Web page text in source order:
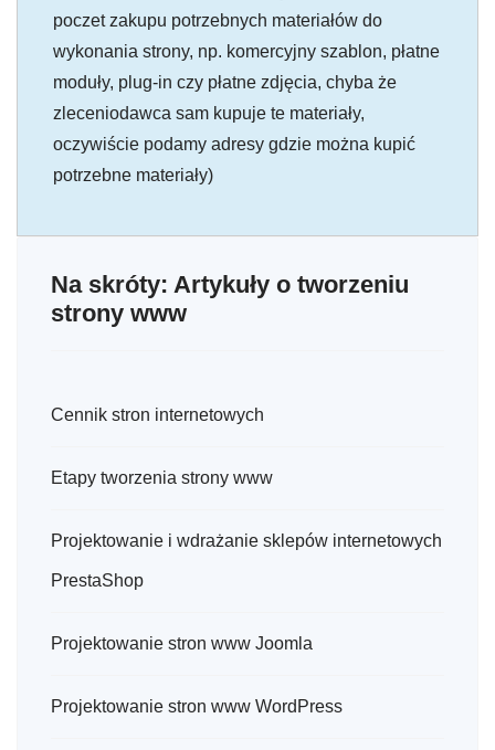
poczet zakupu potrzebnych materiałów do
wykonania strony, np. komercyjny szablon, płatne
moduły, plug-in czy płatne zdjęcia, chyba że
zleceniodawca sam kupuje te materiały,
oczywiście podamy adresy gdzie można kupić
potrzebne materiały)
Na skróty: Artykuły o tworzeniu
strony www
Cennik stron internetowych
Etapy tworzenia strony www
Projektowanie i wdrażanie sklepów internetowych
PrestaShop
Projektowanie stron www Joomla
Projektowanie stron www WordPress